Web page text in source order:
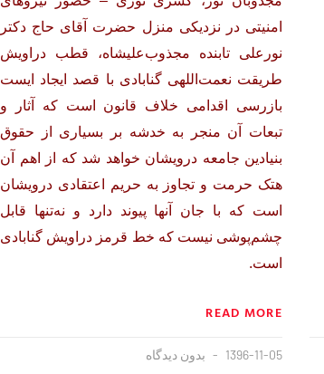
امنیتی در نزدیکی منزل حضرت آقای حاج دکتر
نورعلی تابنده مجذوب‌علیشاه، قطب دراویش
طریقت نعمت‌اللهی گنابادی با قصد ایجاد ایست
بازرسی اقدامی خلاف قانون است که آثار و
تبعات آن منجر به خدشه بر بسیاری از حقوق
بنیادین جامعه درویشان خواهد شد که از اهم آن
هتک حرمت و تجاوز به حریم اعتقادی درویشان
است که با جان آنها پیوند دارد و نه‌تنها قابل
چشم‌پوشی نیست که خط قرمز دراویش گنابادی
است.
READ MORE
1396-11-05 بدون دیدگاه